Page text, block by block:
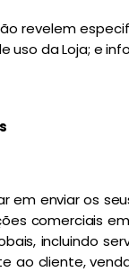
revelem
da Loja; e
enviar os
comerciais
incluindo
ao cliente,